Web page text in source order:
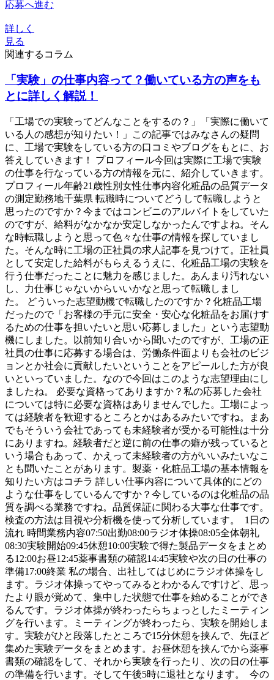
応募へ進む
詳しく
見る
関連するコラム
「実験」の仕事内容って？働いている方の声をも
とに詳しく解説！
「工場での実験ってどんなことをするの？」「実際に働いて
いる人の感想が知りたい！」この記事ではみなさんの疑問
に、工場で実験をしている方の口コミやブログをもとに、お
答えしていきます！ プロフィール今回は実際に工場で実験
の仕事を行なっている方の情報を元に、紹介していきます。
プロフィール年齢21歳性別女性仕事内容化粧品の品質データ
の測定勤務地千葉県 転職時についてどうして転職しようと
思ったのですか？今まではコンビニのアルバイトをしていた
のですが、給料がなかなか安定しなかったんですよね。そん
な時転職しようと思って色々な仕事の情報を探していまし
た。そんな時に工場の正社員の求人記事を見つけて。正社員
として安定した給料がもらえるうえに、化粧品工場の実験を
行う仕事だったことに魅力を感じました。あんまり汚れない
し、力仕事じゃないからいいかなと思って転職しまし
た。 どういった志望動機で転職したのですか？化粧品工場
だったので「お客様の手元に安全・安心な化粧品をお届けす
るための仕事を担いたいと思い応募しました」という志望動
機にしました。以前知り合いから聞いたのですが、工場の正
社員の仕事に応募する場合は、労働条件面よりも会社のビジ
ョンとか社会に貢献したいということをアピールした方が良
いといっていました。なので今回はこのような志望理由にし
ましたね。 必要な資格ってありますか？私の応募した会社
については特に必要な資格はありませんでした。工場によっ
ては経験者を歓迎するところとかはあるみたいですね。まあ
でもそういう会社であっても未経験者が受かる可能性は十分
にありますね。経験者だと逆に前の仕事の癖が残っていると
いう場合もあって、かえって未経験者の方がいいみたいなこ
とも聞いたことがあります。製薬・化粧品工場の基本情報を
知りたい方はコチラ 詳しい仕事内容について具体的にどの
ような仕事をしているんですか？今しているのは化粧品の品
質を調べる業務ですね。品質保証に関わる大事な仕事です。
検査の方法は目視や分析機を使って分析しています。 1日の
流れ 時間業務内容07:50出勤08:00ラジオ体操08:05全体朝礼
08:30実験開始09:45休憩10:00実験で得た製品データをまとめ
る12:00お昼12:45薬事書類の確認14:45実験や次の日の仕事の
準備17:00終業 私の場合、出社してはじめにラジオ体操をし
ます。ラジオ体操ってやってみるとわかるんですけど、思っ
たより眼が覚めて、集中した状態で仕事を始めることができ
るんです。ラジオ体操が終わったらちょっとしたミーティン
グを行います。ミーティングが終わったら、実験を開始しま
す。実験がひと段落したところで15分休憩を挟んで、先ほど
集めた実験データをまとめます。お昼休憩を挟んでから薬事
書類の確認をして、それから実験を行ったり、次の日の仕事
の準備を行います。そして午後5時に退社となります。 今の